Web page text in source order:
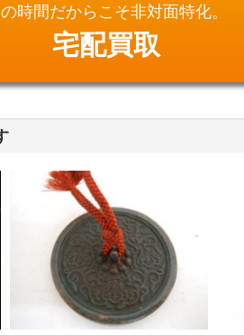
時間だからこそ非対面特化。
宅配買取